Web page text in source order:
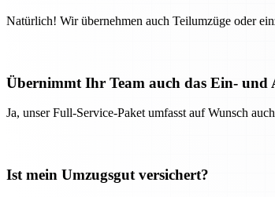
Natürlich! Wir übernehmen auch Teilumzüge oder
Übernimmt Ihr Team auch das Ein- und
Ja, unser Full-Service-Paket umfasst auf Wunsch
Ist mein Umzugsgut versichert?